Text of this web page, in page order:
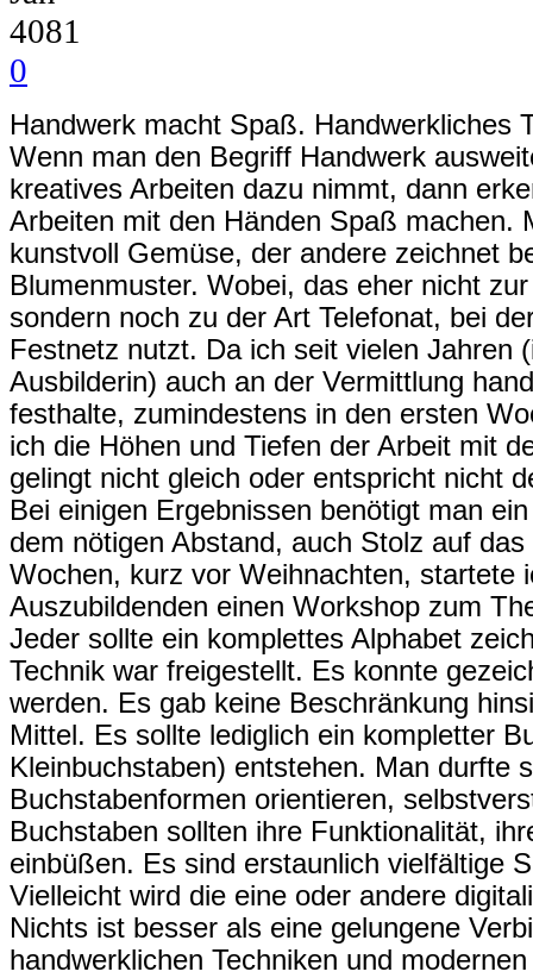
4081
0
Handwerk macht Spaß. Handwerkliches
Wenn man den Begriff Handwerk
kreatives Arbeiten dazu nimmt, dann
Arbeiten mit den Händen Spaß machen.
kunstvoll Gemüse, der andere zeichnet
Blumenmuster. Wobei, das eher nicht
sondern noch zu der Art Telefonat, bei
Festnetz nutzt. Da ich seit vielen Jahren
Ausbilderin) auch an der Vermittlung
festhalte, zumindestens in den ersten
ich die Höhen und Tiefen der Arbeit mit
gelingt nicht gleich oder entspricht nicht
Bei einigen Ergebnissen benötigt man
dem nötigen Abstand, auch Stolz auf
Wochen, kurz vor Weihnachten, startete
Auszubildenden einen Workshop zum
Jeder sollte ein komplettes Alphabet
Technik war freigestellt. Es konnte
werden. Es gab keine Beschränkung
Mittel. Es sollte lediglich ein kompletter
Kleinbuchstaben) entstehen. Man durfte
Buchstabenformen orientieren,
Buchstaben sollten ihre Funktionalität,
einbüßen. Es sind erstaunlich vielfältige
Vielleicht wird die eine oder andere
Nichts ist besser als eine gelungene
handwerklichen Techniken und